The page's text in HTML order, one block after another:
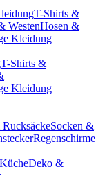
T-Shirts &
WestenHosen &
Kleidung
T-Shirts &
Kleidung
Socken &
Regenschirme
KücheDeko &